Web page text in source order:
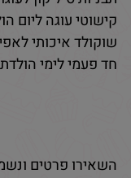
קישוטי עוגה ליום
שוקולד איכותי
חד פעמי לימי הולדת
השאירו פרטים